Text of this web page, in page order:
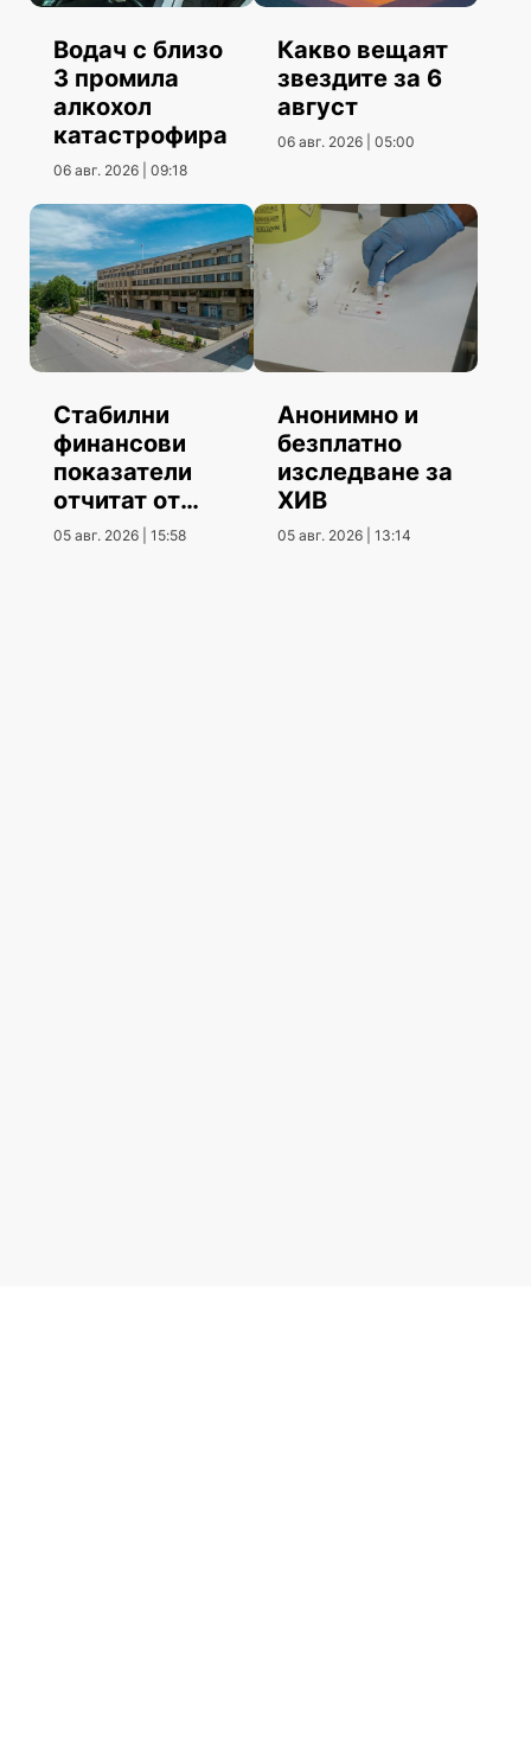
Водач с близо
3 промила
алкохол
катастрофира
06 авг. 2026 | 09:18
Какво вещаят
звездите за 6
август
06 авг. 2026 | 05:00
Стабилни
финансови
показатели
отчитат от
Община
05 авг. 2026 | 15:58
Анонимно и
безплатно
изследване за
ХИВ
05 авг. 2026 | 13:14